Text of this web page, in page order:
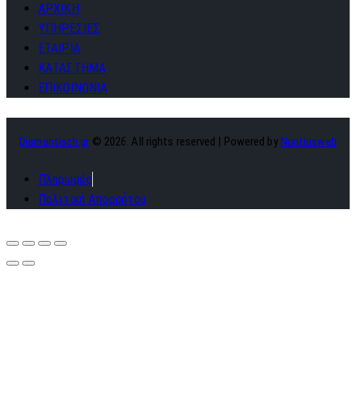
ΑΡΧΙΚΗ
ΥΠΗΡΕΣΙΕΣ
ΕΤΑΙΡΙΑ
ΚΑΤΑΣΤΗΜΑ
ΕΠΙΚΟΙΝΩΝΙΑ
Diamantisch.gr © 2026. All rights reserved | Powered by Nuntiusweb
Πληρωμές
Πολιτική Απορρήτου